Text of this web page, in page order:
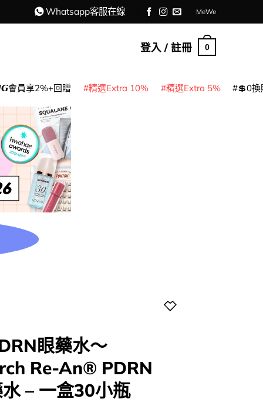
Whatsapp客服在線 MeWe
登入 / 註冊 0
員享2%+回贈 精選Extra 10% 精選Extra 5% 💲0換
眼藥水～
Re-An® PDRN
– 一盒30小瓶